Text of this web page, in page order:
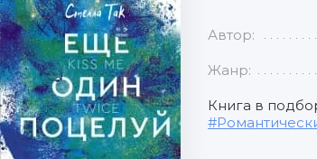
Автор:
Жанр:
Книга в